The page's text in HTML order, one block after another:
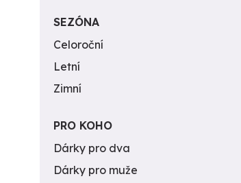
SEZÓNA
Celoroční
Letní
Zimní
PRO KOHO
Dárky pro dva
Dárky pro muže